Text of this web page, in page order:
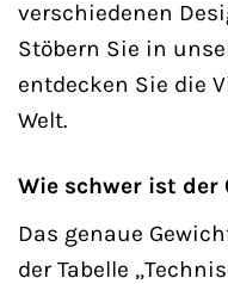
verschiedenen
Stöbern Sie in
entdecken Sie die
Welt.
Wie schwer ist der
Das genaue
der Tabelle